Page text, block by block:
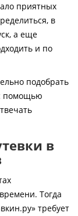
приятных
в
а еще
и по
подобрать
помощью
в
Тогда
требует